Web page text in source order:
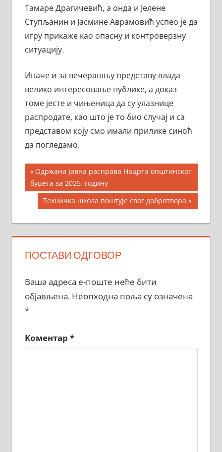
Тамаре Драгичевић, а онда и Јелене
Ступљанин и Јасмине Аврамовић успео је да
игру прикаже као опасну и контроверзну
ситуацију.
Иначе и за вечерашњу представу влада
велико интересовање публике, а доказ
томе јесте и чињеница да су улазнице
распродате, као што је то био случај и са
представом коју смо имали прилике синоћ
да погледамо.
Кретање
чланка
Previous
Post:
Одржана Јавна расправа Нацрта општинског
буџета за 2025. годину
Next
Post:
Техничка школа поштује свог добротвора
ПОСТАВИ ОДГОВОР
Ваша адреса е-поште неће бити
објављена. Неопходна поља су означена
*
Коментар *